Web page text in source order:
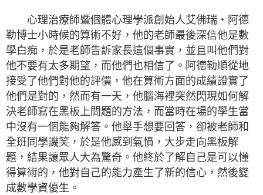
心理治療師暨個體心理學派創始人艾佛瑞‧阿德
勒博士小時候的算術不好，他的老師最後深信他是數
學白痴，於是老師告訴家長這個事實，並且叫他們對
他不要有太多期望，而他們也相信了。阿德勒順從地
接受了他們對他的評價，他在算術方面的成績證實了
他們是對的，然而有一天，他腦海裡突然閃現如何解
決老師寫在黑板上問題的方法，而當時在場的學生當
中沒有一個能夠解答。他舉手想要回答，卻被老師和
全班同學譏笑，於是他感到氣憤，大步走向黑板解
題，結果讓眾人大為驚奇。他終於了解自己是可以懂
得算術的，他對自己的能力產生了新的信心，然後變
成數學資優生。